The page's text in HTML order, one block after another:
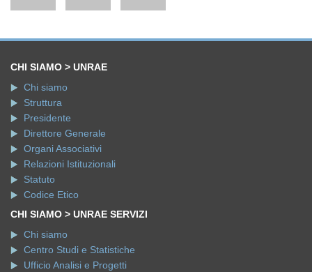
CHI SIAMO > UNRAE
Chi siamo
Struttura
Presidente
Direttore Generale
Organi Associativi
Relazioni Istituzionali
Statuto
Codice Etico
CHI SIAMO > UNRAE SERVIZI
Chi siamo
Centro Studi e Statistiche
Ufficio Analisi e Progetti